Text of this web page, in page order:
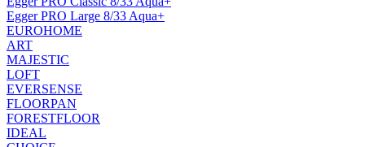
Egger PRO Large 8/33 Aqua+
EUROHOME
ART
MAJESTIC
LOFT
EVERSENSE
FLOORPAN
FORESTFLOOR
IDEAL